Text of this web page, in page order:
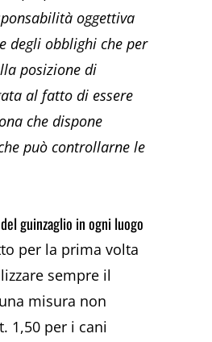
oggettiva
degli obblighi che per
posizione di
al fatto di essere
che dispone
può controllarne le
guinzaglio in ogni luogo
per la prima volta
sempre il
misura non
1,50 per i cani